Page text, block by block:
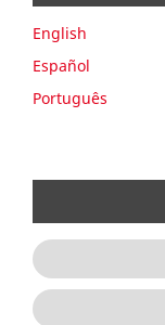
English
Español
Português